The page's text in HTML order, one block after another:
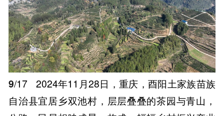
9/17
2024年11月28日，重庆，酉阳土家族苗族
自治县宜居乡双池村，层层叠叠的茶园与青山，